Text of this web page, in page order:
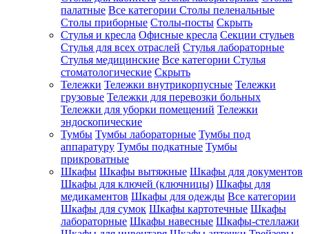
палатные Все категории Столы пеленальные
Столы приборные Столы-посты Скрыть
Стулья и кресла Офисные кресла Секции стульев
Стулья для всех отраслей Стулья лабораторные
Стулья медицинские Все категории Стулья
стоматологические Скрыть
Тележки Тележки внутрикорпусные Тележки
грузовые Тележки для перевозки больных
Тележки для уборки помещений Тележки
эндоскопические
Тумбы Тумбы лабораторные Тумбы под
аппаратуру Тумбы подкатные Тумбы
прикроватные
Шкафы Шкафы вытяжные Шкафы для документов
Шкафы для ключей (ключницы) Шкафы для
медикаментов Шкафы для одежды Все категории
Шкафы для сумок Шкафы картотечные Шкафы
лабораторные Шкафы навесные Шкафы-стеллажи